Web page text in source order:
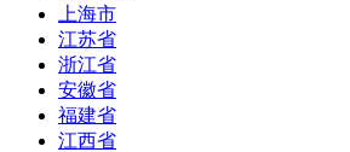
上海市
江苏省
浙江省
安徽省
福建省
江西省